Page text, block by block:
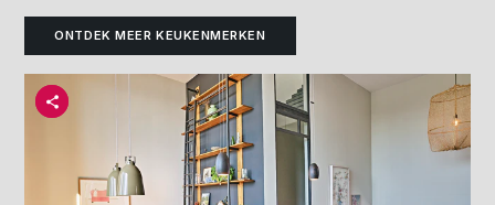
ONTDEK MEER KEUKENMERKEN